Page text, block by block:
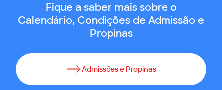
Fique a saber mais sobre o
Calendário, Condições de Admissão e
Propinas
Admissões e Propinas